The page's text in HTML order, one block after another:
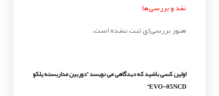
نقد و بررسی‌ها
هنوز بررسی‌ای ثبت نشده است.
اولین کسی باشید که دیدگاهی می نویسد “دوربین مداربسته پلکو
EVO-05NCD”